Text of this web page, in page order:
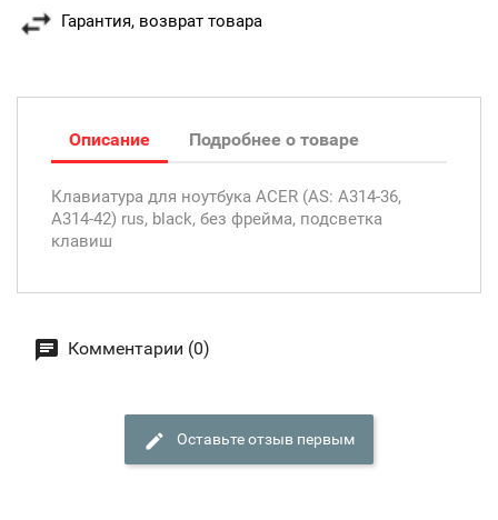
Гарантия, возврат товара
Описание Подробнее о товаре
Клавиатура для ноутбука ACER (AS: A314-36,
A314-42) rus, black, без фрейма, подсветка
клавиш
Комментарии (0)
Оставьте отзыв первым